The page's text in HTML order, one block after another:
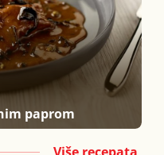
paprom